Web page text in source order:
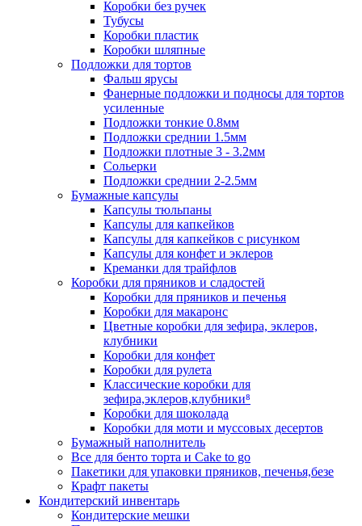
Коробки без ручек
Тубусы
Коробки пластик
Коробки шляпные
Подложки для тортов
Фальш ярусы
Фанерные подложки и подносы для тортов
усиленные
Подложки тонкие 0.8мм
Подложки среднии 1.5мм
Подложки плотные 3 - 3.2мм
Сольерки
Подложки среднии 2-2.5мм
Бумажные капсулы
Капсулы тюльпаны
Капсулы для капкейков
Капсулы для капкейков с рисунком
Капсулы для конфет и эклеров
Креманки для трайфлов
Коробки для пряников и сладостей
Коробки для пряников и печенья
Коробки для макаронс
Цветные коробки для зефира, эклеров,
клубники
Коробки для конфет
Коробки для рулета
Классические коробки для
зефира,эклеров,клубники⁸
Коробки для шоколада
Коробки для моти и муссовых десертов
Бумажный наполнитель
Все для бенто торта и Cake to go
Пакетики для упаковки пряников, печенья,безе
Крафт пакеты
Кондитерский инвентарь
Кондитерские мешки